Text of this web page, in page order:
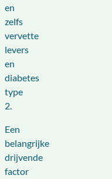
en
zelfs
vervette
levers
en
diabetes
type
2.
Een
belangrijke
drijvende
factor